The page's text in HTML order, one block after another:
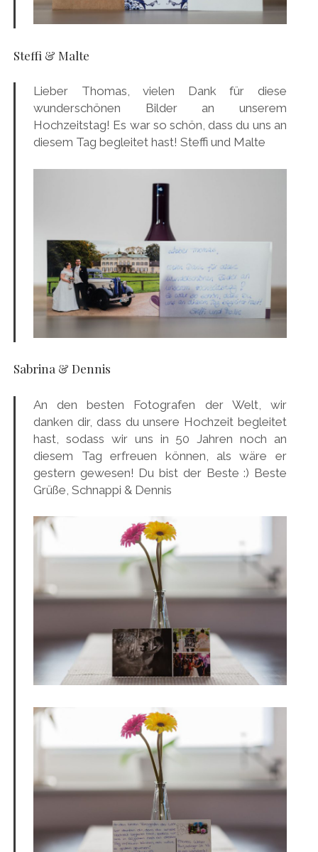
Steffi & Malte
Lieber Thomas, vielen Dank für diese
wunderschönen Bilder an unserem
Hochzeitstag! Es war so schön, dass du uns an
diesem Tag begleitet hast! Steffi und Malte
Sabrina & Dennis
An den besten Fotografen der Welt, wir
danken dir, dass du unsere Hochzeit begleitet
hast, sodass wir uns in 50 Jahren noch an
diesem Tag erfreuen können, als wäre er
gestern gewesen! Du bist der Beste :) Beste
Grüße, Schnappi & Dennis